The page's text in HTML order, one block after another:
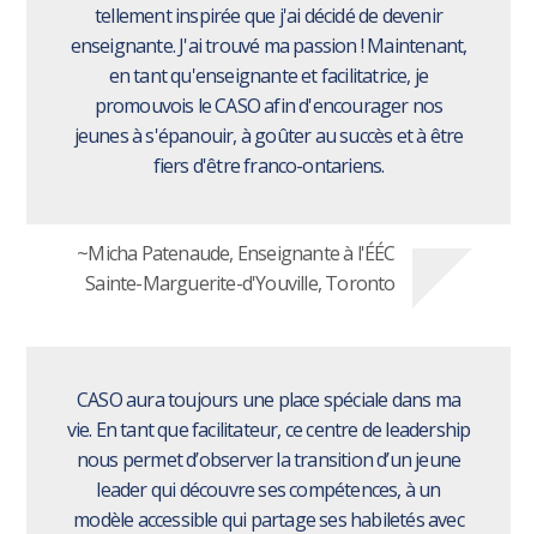
tellement inspirée que j'ai décidé de devenir
enseignante. J'ai trouvé ma passion ! Maintenant,
en tant qu'enseignante et facilitatrice, je
promouvois le CASO afin d'encourager nos
jeunes à s'épanouir, à goûter au succès et à être
fiers d'être franco-ontariens.
~Micha Patenaude, Enseignante à l'ÉÉC
Sainte-Marguerite-d'Youville, Toronto
CASO aura toujours une place spéciale dans ma
vie. En tant que facilitateur, ce centre de leadership
nous permet d’observer la transition d’un jeune
leader qui découvre ses compétences, à un
modèle accessible qui partage ses habiletés avec